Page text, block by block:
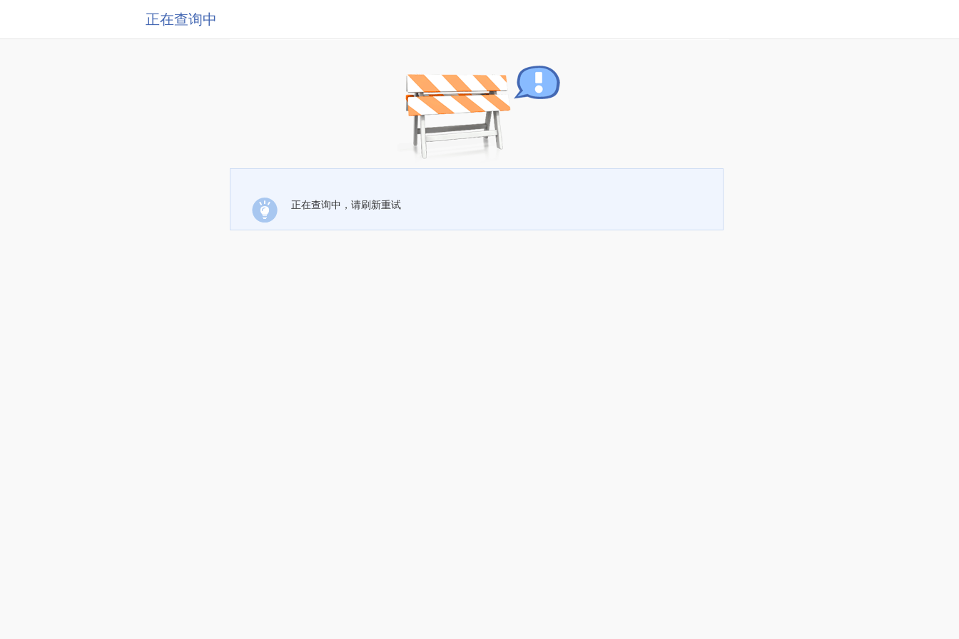
正在查询中
正在查询中，请刷新重试